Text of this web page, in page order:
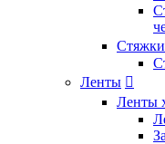
Стяжки
Ленты 
Ленты